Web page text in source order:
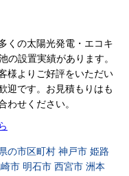
くの太陽光発電・エコキ
の設置実績があります。
様よりご好評をいただい
迎です。お見積もりはも
わせください。
の市区町村 神戸市 姫路
市 明石市 西宮市 洲本